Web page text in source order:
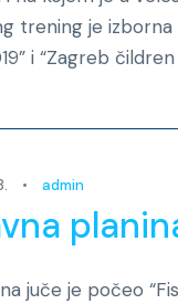
trening je
i “Zagreb čildren
• admin
juče je počeo